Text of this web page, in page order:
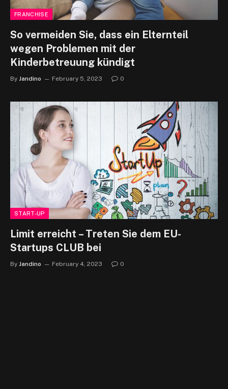
FRANCHISE
So vermeiden Sie, dass ein Elternteil
wegen Problemen mit der
Kinderbetreuung kündigt
By Jandino February 5, 2023 0
START-UP
Limit erreicht – Treten Sie dem EU-
Startups CLUB bei
By Jandino February 4, 2023 0